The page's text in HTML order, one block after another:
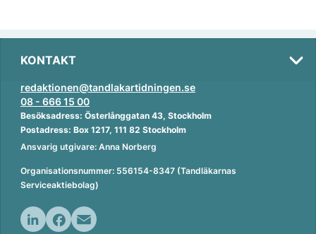
KONTAKT
redaktionen@tandlakartidningen.se
08 - 666 15 00
Besöksadress: Österlånggatan 43, Stockholm
Postadress: Box 1217, 111 82 Stockholm
Ansvarig utgivare: Anna Norberg
Organisationsnummer: 556154-8347 (Tandläkarnas
Serviceaktiebolag)